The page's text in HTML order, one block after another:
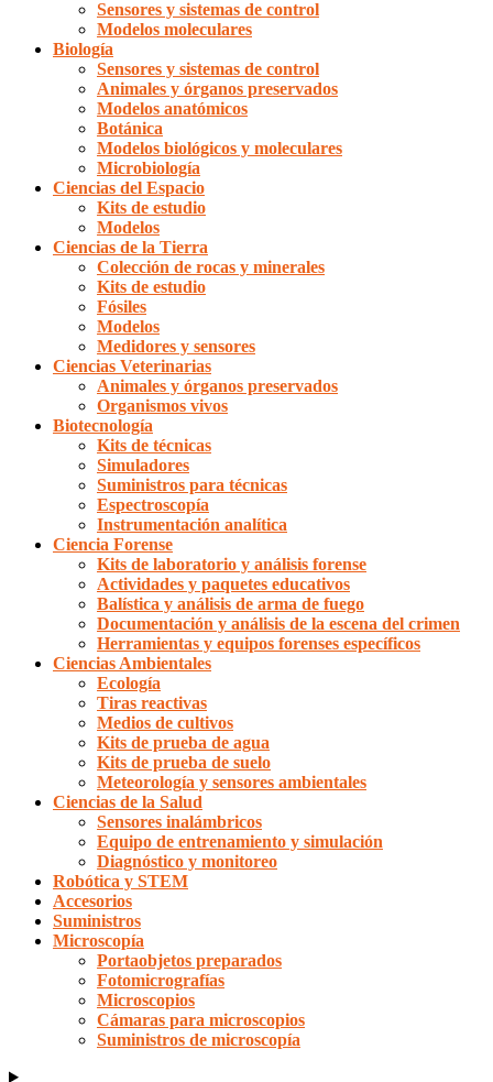
Sensores y sistemas de control
Modelos moleculares
Biología
Sensores y sistemas de control
Animales y órganos preservados
Modelos anatómicos
Botánica
Modelos biológicos y moleculares
Microbiología
Ciencias del Espacio
Kits de estudio
Modelos
Ciencias de la Tierra
Colección de rocas y minerales
Kits de estudio
Fósiles
Modelos
Medidores y sensores
Ciencias Veterinarias
Animales y órganos preservados
Organismos vivos
Biotecnología
Kits de técnicas
Simuladores
Suministros para técnicas
Espectroscopía
Instrumentación analítica
Ciencia Forense
Kits de laboratorio y análisis forense
Actividades y paquetes educativos
Balística y análisis de arma de fuego
Documentación y análisis de la escena del crimen
Herramientas y equipos forenses específicos
Ciencias Ambientales
Ecología
Tiras reactivas
Medios de cultivos
Kits de prueba de agua
Kits de prueba de suelo
Meteorología y sensores ambientales
Ciencias de la Salud
Sensores inalámbricos
Equipo de entrenamiento y simulación
Diagnóstico y monitoreo
Robótica y STEM
Accesorios
Suministros
Microscopía
Portaobjetos preparados
Fotomicrografías
Microscopios
Cámaras para microscopios
Suministros de microscopía